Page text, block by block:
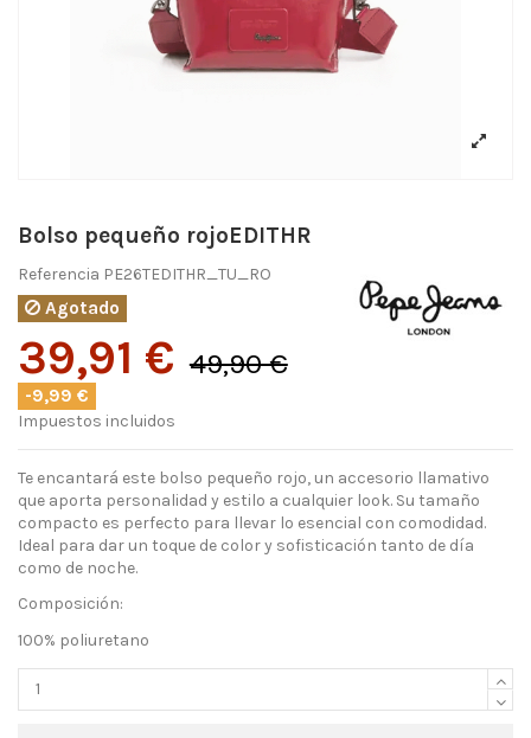
Bolso pequeño rojoEDITHR
Referencia PE26TEDITHR_TU_RO
Agotado
39,91 € 49,90 €
-9,99 €
Impuestos incluidos
Te encantará este bolso pequeño rojo, un accesorio llamativo
que aporta personalidad y estilo a cualquier look. Su tamaño
compacto es perfecto para llevar lo esencial con comodidad.
Ideal para dar un toque de color y sofisticación tanto de día
como de noche.
Composición:
100% poliuretano